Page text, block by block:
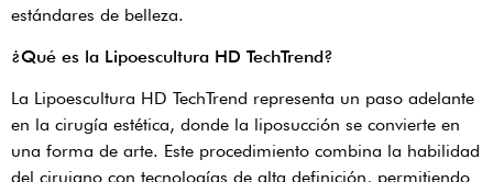
estándares de belleza.
¿Qué es la Lipoescultura HD TechTrend?
La Lipoescultura HD TechTrend representa un paso adelante
en la cirugía estética, donde la liposucción se convierte en
una forma de arte. Este procedimiento combina la habilidad
del cirujano con tecnologías de alta definición, permitiendo